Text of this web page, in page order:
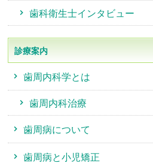
歯科衛生士インタビュー
診療案内
歯周内科学とは
歯周内科治療
歯周病について
歯周病と小児矯正